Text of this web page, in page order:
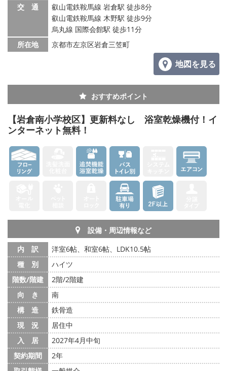
交 通
叡山電鉄鞍馬線 岩倉駅 徒歩8分
叡山電鉄鞍馬線 木野駅 徒歩9分
烏丸線 国際会館駅 徒歩11分
所在地
京都市左京区岩倉三笠町
地図を見る
おすすめポイント
【岩倉南小学校区】更新料なし 浴室乾燥機付！イ
ンターネット無料！
設備・周辺情報など
内 訳
洋室6帖、和室6帖、LDK10.5帖
種 別
ハイツ
階数/階建
2階/2階建
向 き
南
構 造
鉄骨造
現 況
居住中
入 居
2027年4月中旬
契約期間
2年